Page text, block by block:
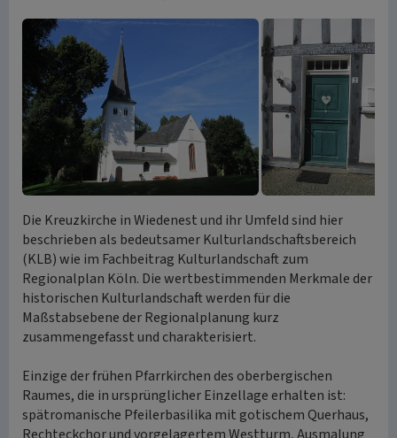
Die Kreuzkirche in Wiedenest und ihr Umfeld sind hier
beschrieben als bedeutsamer Kulturlandschaftsbereich
(KLB) wie im Fachbeitrag Kulturlandschaft zum
Regionalplan Köln. Die wertbestimmenden Merkmale der
historischen Kulturlandschaft werden für die
Maßstabsebene der Regionalplanung kurz
zusammengefasst und charakterisiert.
Einzige der frühen Pfarrkirchen des oberbergischen
Raumes, die in ursprünglicher Einzellage erhalten ist:
spätromanische Pfeilerbasilika mit gotischem Querhaus,